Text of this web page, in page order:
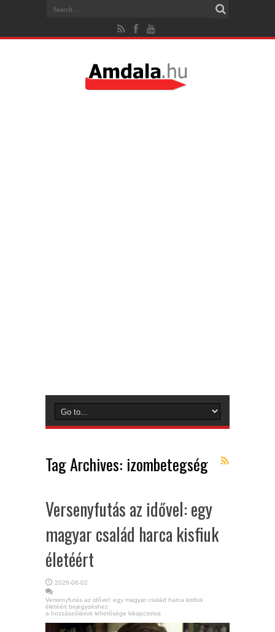
Tag Archives: izombetegség
Versenyfutás az idővel: egy
magyar család harca kisfiuk
életéért
2026-06-02
Versenyfutás az idővel: egy magyar család harca kisfiuk
életéért bejegyzéshez
a hozzászólások lehetősége kikapcsolva